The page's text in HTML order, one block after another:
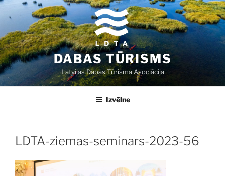
Doties
saturu
DABAS TŪRISMS
Latvijas Dabas Tūrisma Asociācija
Izvēlne
LDTA-ziemas-seminars-2023-56